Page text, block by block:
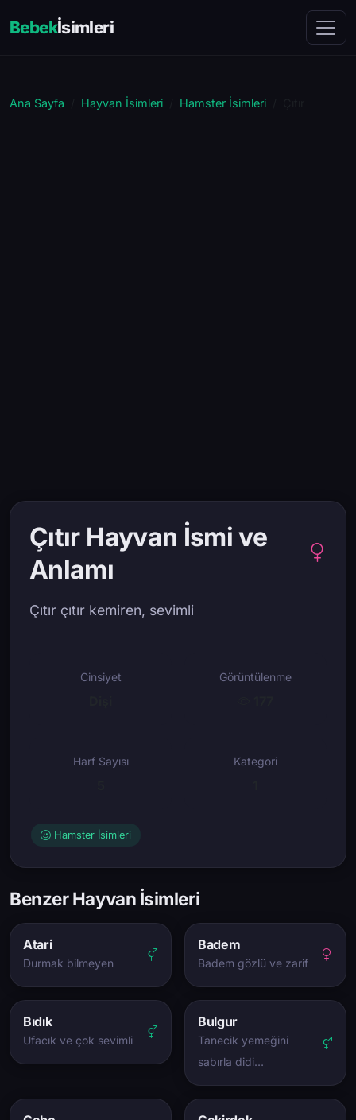
Bebekİsimleri
Ana Sayfa Hayvan İsimleri Hamster İsimleri
Çıtır Hayvan İsmi ve
Anlamı
Çıtır çıtır kemiren, sevimli
Cinsiyet Görüntülenme
Harf Sayısı Kategori
Hamster İsimleri
Benzer Hayvan İsimleri
Atari
Durmak bilmeyen
Badem
Badem gözlü ve zarif
Bıdık
Ufacık ve çok sevimli
Bulgur
Tanecik yemeğini
sabırla didi…